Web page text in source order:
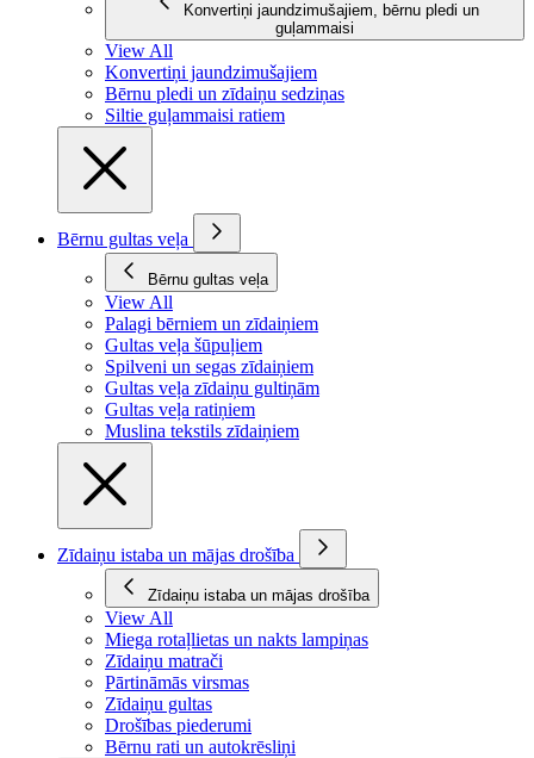
Konvertiņi jaundzimušajiem, bērnu pledi un
guļammaisi
View All
Konvertiņi jaundzimušajiem
Bērnu pledi un zīdaiņu sedziņas
Siltie guļammaisi ratiem
Bērnu gultas veļa
Bērnu gultas veļa
View All
Palagi bērniem un zīdaiņiem
Gultas veļa šūpuļiem
Spilveni un segas zīdaiņiem
Gultas veļa zīdaiņu gultiņām
Gultas veļa ratiņiem
Muslina tekstils zīdaiņiem
Zīdaiņu istaba un mājas drošība
Zīdaiņu istaba un mājas drošība
View All
Miega rotaļlietas un nakts lampiņas
Zīdaiņu matrači
Pārtināmās virsmas
Zīdaiņu gultas
Drošības piederumi
Bērnu rati un autokrēsliņi